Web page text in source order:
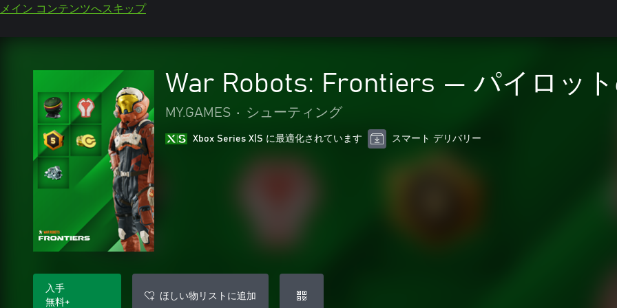
メイン コンテンツへスキップ
War Robots: Frontiers — パイロッ
MY.GAMES • シューティング
Xbox Series X|S に最適化されています スマート デリバリー
入手
無料+
ほしい物リストに追加